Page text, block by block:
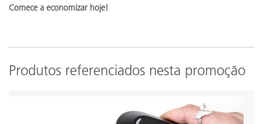
Comece a economizar hoje!
Produtos referenciados nesta promoção